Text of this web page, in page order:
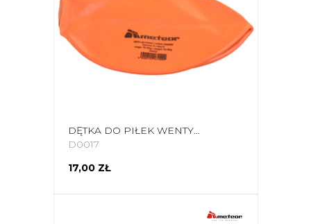
DĘTKA DO PIŁEK WENTYLOWA Z KOŁNIERZEM 5 35MM 75GR METEOR 23402
D0017
17,00 ZŁ